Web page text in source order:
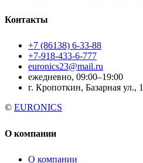
Контакты
+7 (86138) 6-33-88
+7-918-433-6-777
euronics23@mail.ru
ежедневно, 09:00–19:00
г. Кропоткин, Базарная
© EURONICS
О компании
О компании